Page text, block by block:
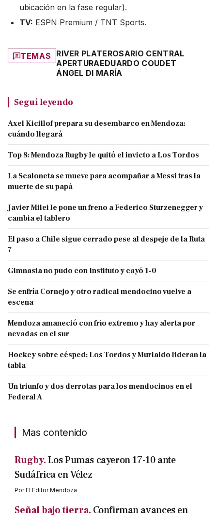
ubicación en la fase regular).
TV: ESPN Premium / TNT Sports.
TEMAS RIVER PLATEROSARIO CENTRAL
APERTURAEDUARDO COUDET
ÁNGEL DI MARÍA
Seguí leyendo
Axel Kicillof prepara su desembarco en Mendoza:
cuándo llegará
Top 8: Mendoza Rugby le quitó el invicto a Los Tordos
La Scaloneta se mueve para acompañar a Messi tras la
muerte de su papá
Javier Milei le pone un freno a Federico Sturzenegger y
cambia el tablero
El paso a Chile sigue cerrado pese al despeje de la Ruta
7
Gimnasia no pudo con Instituto y cayó 1-0
Se enfría Cornejo y otro radical mendocino vuelve a
escena
Mendoza amaneció con frío extremo y hay alerta por
nevadas en el sur
Hockey sobre césped: Los Tordos y Murialdo lideran la
tabla
Un triunfo y dos derrotas para los mendocinos en el
Federal A
Mas contenido
Rugby.Los Pumas cayeron 17-10 ante
Sudáfrica en Vélez
PorEl Editor Mendoza
Señal bajo tierra. Confirman avances en